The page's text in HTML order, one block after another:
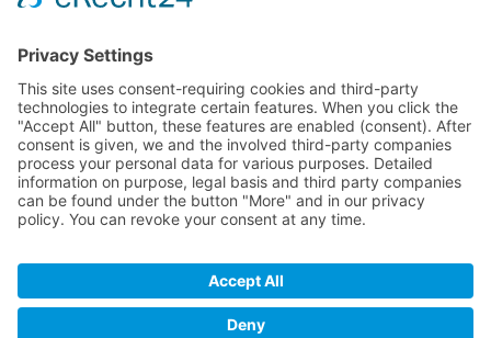
In Kooperation mit
Kontakt
Registrieren
Ihre Werbung bei Frisch vom Hof
Frisch vom Hof - Die App